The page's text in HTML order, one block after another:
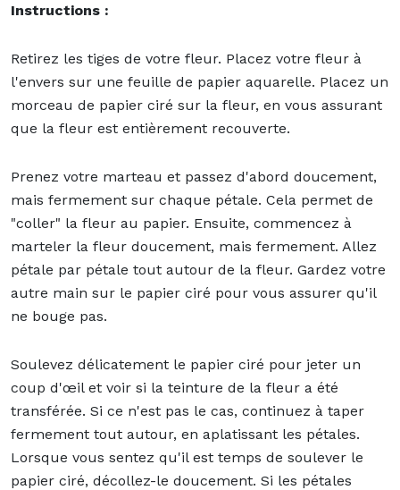
Instructions :
Retirez les tiges de votre fleur. Placez votre fleur à
l'envers sur une feuille de papier aquarelle. Placez un
morceau de papier ciré sur la fleur, en vous assurant
que la fleur est entièrement recouverte.
Prenez votre marteau et passez d'abord doucement,
mais fermement sur chaque pétale. Cela permet de
"coller" la fleur au papier. Ensuite, commencez à
marteler la fleur doucement, mais fermement. Allez
pétale par pétale tout autour de la fleur. Gardez votre
autre main sur le papier ciré pour vous assurer qu'il
ne bouge pas.
Soulevez délicatement le papier ciré pour jeter un
coup d'œil et voir si la teinture de la fleur a été
transférée. Si ce n'est pas le cas, continuez à taper
fermement tout autour, en aplatissant les pétales.
Lorsque vous sentez qu'il est temps de soulever le
papier ciré, décollez-le doucement. Si les pétales